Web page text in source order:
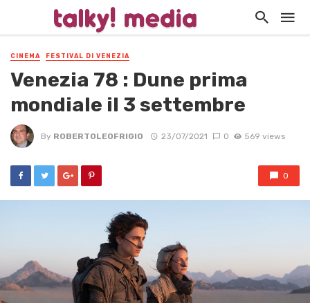
CINEMA FESTIVAL DI VENEZIA
Venezia 78 : Dune prima
mondiale il 3 settembre
By ROBERTOLEOFRIGIO 23/07/2021 0 569 views
0